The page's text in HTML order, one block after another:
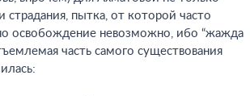
страдания, пытка, от которой часто
освобождение невозможно, ибо “жажда
часть самого существования